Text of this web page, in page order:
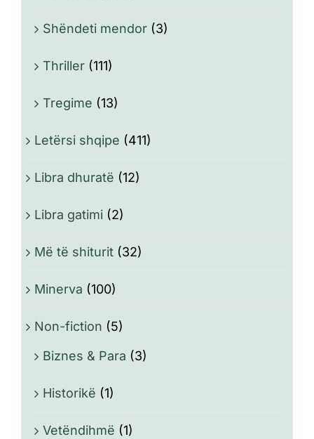
Shëndeti mendor (3)
Thriller (111)
Tregime (13)
Letërsi shqipe (411)
Libra dhuratë (12)
Libra gatimi (2)
Më të shiturit (32)
Minerva (100)
Non-fiction (5)
Biznes & Para (3)
Historikë (1)
Vetëndihmë (1)